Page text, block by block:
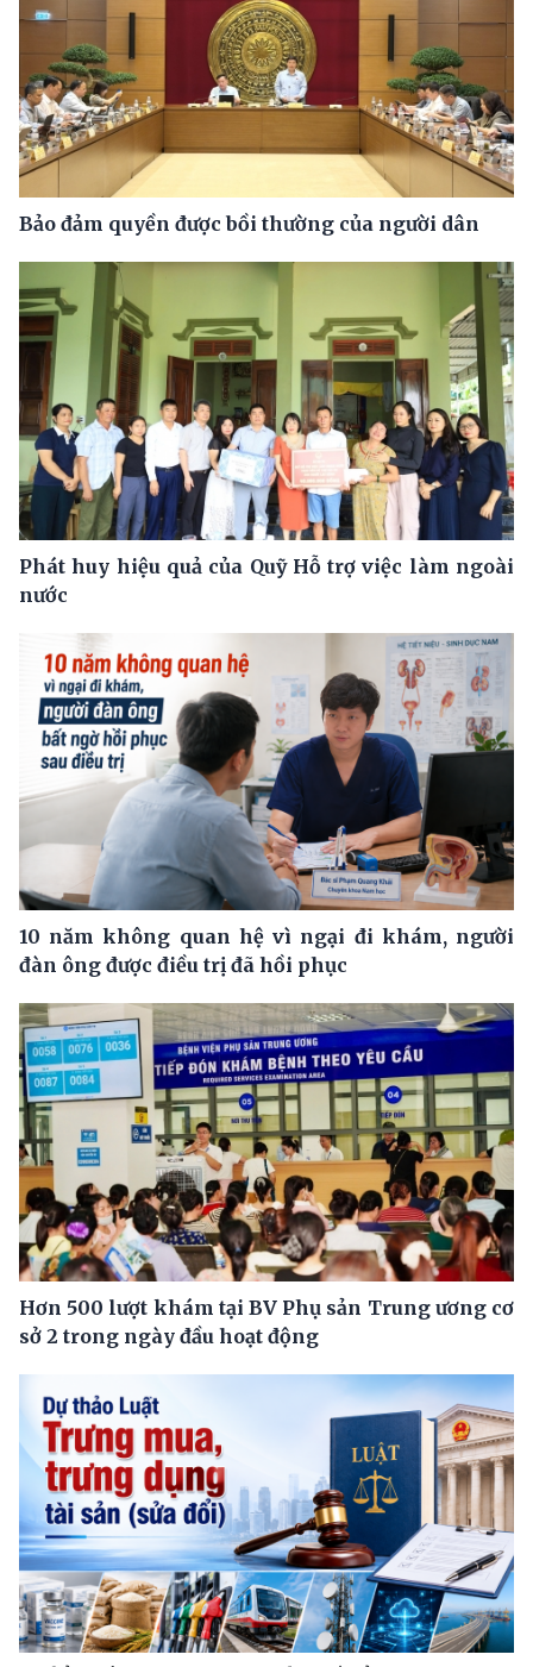
Bảo đảm quyền được bồi thường của người dân
Phát huy hiệu quả của Quỹ Hỗ trợ việc làm ngoài
nước
10 năm không quan hệ vì ngại đi khám, người
đàn ông được điều trị đã hồi phục
Hơn 500 lượt khám tại BV Phụ sản Trung ương cơ
sở 2 trong ngày đầu hoạt động